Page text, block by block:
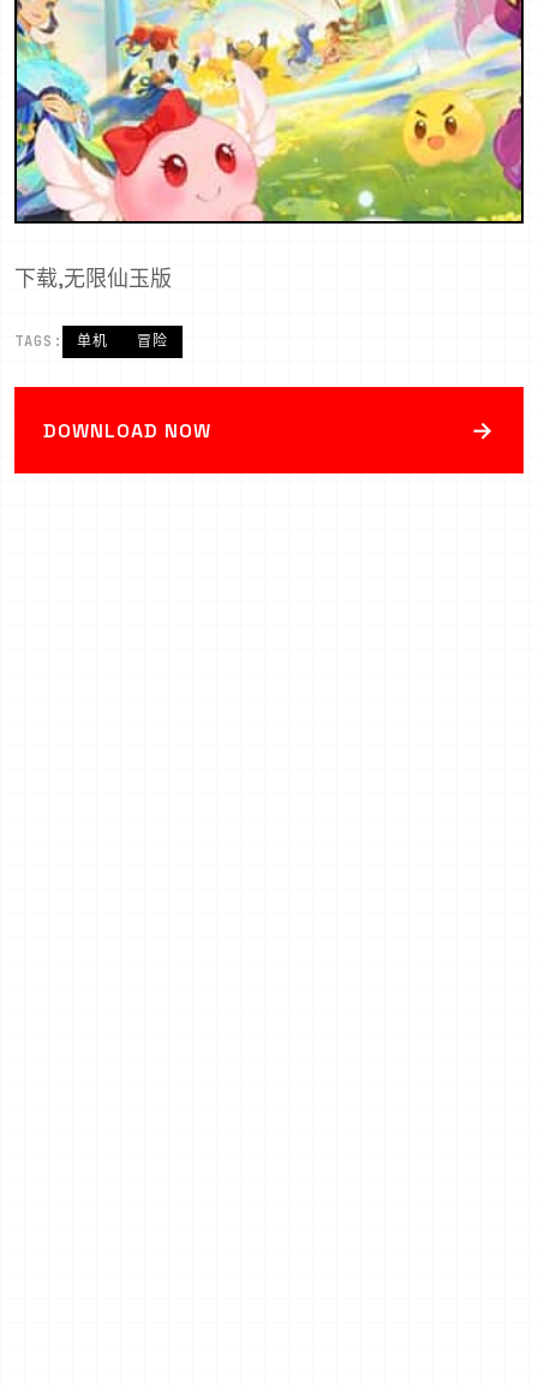
下载,无限仙玉版
TAGS: 单机 冒险
DOWNLOAD NOW →